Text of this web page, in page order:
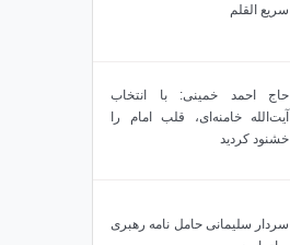
سریع القلم
حاج احمد خمینی: با انتخاب
آیت‌الله خامنه‌ای، قلب امام را
خشنود کردید
سردار سلیمانی حامل نامه رهبری